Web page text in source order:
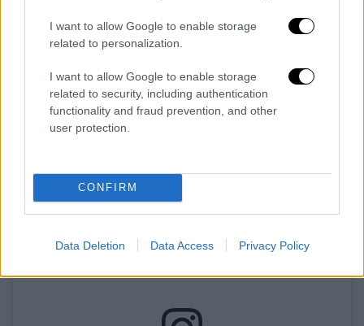
I want to allow Google to enable storage
related to personalization.
I want to allow Google to enable storage
related to security, including authentication
functionality and fraud prevention, and other
user protection.
CONFIRM
Data Deletion Data Access Privacy Policy
Γενικότερα από νωρίς το πρωί το σκηνικό
του καιρού στηνΞάνθηχαρακτηρίζεται από
σποραδικές καταιγίδες και συννεφιά.